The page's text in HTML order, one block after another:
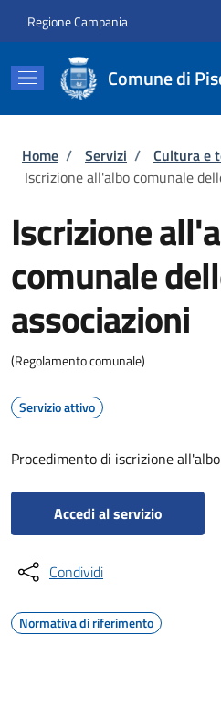
Regione Campania
Comune di
Briciole di pane
Home / Servizi / Cultura e
Iscrizione all'albo comunale
Iscrizione
comunale
associazioni
(Regolamento comunale)
Servizio attivo
Procedimento di iscrizione
Accedi al servizio
Condividi
Normativa di riferimento